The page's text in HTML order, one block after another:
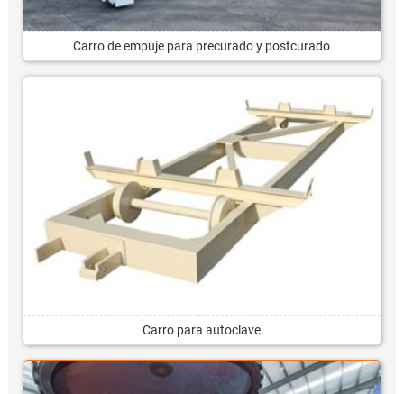
Carro de empuje para precurado y postcurado
Carro para autoclave